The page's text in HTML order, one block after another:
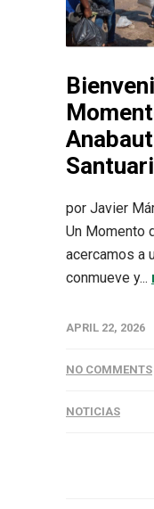
por Javier
Un Momento
acercamos a
conmueve y...
APRIL 22, 2026
NO COMMENTS
NOTICIAS